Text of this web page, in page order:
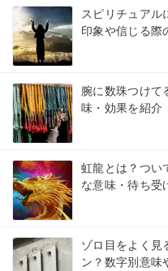
スピリチュアル
印象や信じる際
腕に数珠つけて
味・効果を紹介
虹龍とは？つい
な意味・待ち受
ゾロ目をよく見
ン？数字別意味